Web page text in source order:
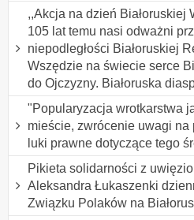
,,Akcja na dzień Białoruskiej
105 lat temu nasi odważni
niepodległości Białoruskiej
Wszędzie na świecie serce
do Ojczyzny. Białoruska
"Popularyzacja wrotkarstwa
mieście, zwrócenie uwagi na
luki prawne dotyczące tego
Pikieta solidarności z
Aleksandra Łukaszenki
Związku Polaków na